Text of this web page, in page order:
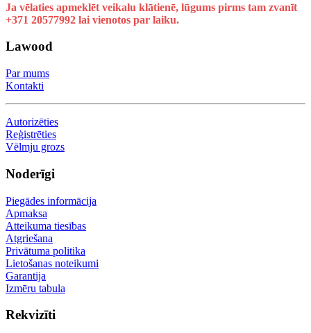
Ja vēlaties apmeklēt veikalu klātienē, lūgums pirms tam zvanīt
+371 20577992 lai vienotos par laiku.
Lawood
Par mums
Kontakti
Autorizēties
Reģistrēties
Vēlmju grozs
Noderīgi
Piegādes informācija
Apmaksa
Atteikuma tiesības
Atgriešana
Privātuma politika
Lietošanas noteikumi
Garantija
Izmēru tabula
Rekvizīti